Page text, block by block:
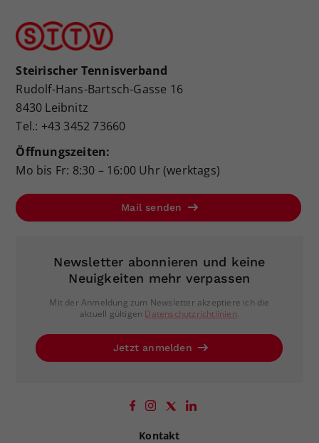
Steirischer Tennisverband
Rudolf-Hans-Bartsch-Gasse 16
8430 Leibnitz
Tel.: +43 3452 73660
Öffnungszeiten:
Mo bis Fr: 8:30 – 16:00 Uhr (werktags)
Mail senden
Newsletter abonnieren und keine
Neuigkeiten mehr verpassen
Mit der Anmeldung zum Newsletter akzeptiere ich die
aktuell gültigen Datenschutzrichtlinien.
Jetzt anmelden
Kontakt